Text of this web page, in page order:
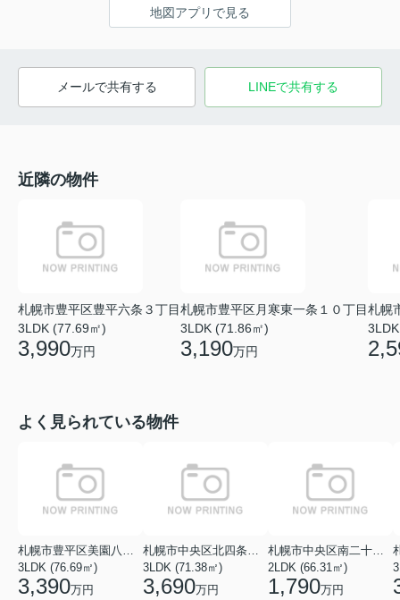
地図アプリで見る
メールで共有する LINEで共有する
近隣の物件
札幌市豊平区豊平六条３丁目
3LDK (77.69㎡)
3,990万円
札幌市豊平区月寒東一条１０丁目
3LDK (71.86㎡)
3,190万円
札幌
よく見られている物件
3LDK (76.69㎡)
3,390万円
3LDK (71.38㎡)
3,690万円
2LDK (66.31㎡)
1,790万円